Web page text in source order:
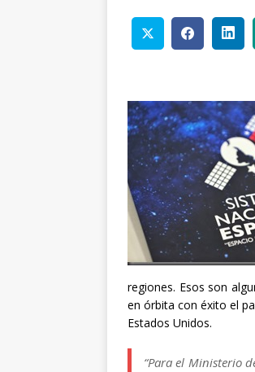
regiones. Esos son
en órbita con éxito el
Estados Unidos.
“Para el Ministerio